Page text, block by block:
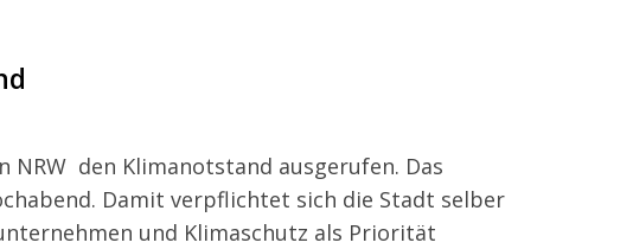
den Klimanotstand ausgerufen. Das
Damit verpflichtet sich die Stadt selber
und Klimaschutz als Priorität